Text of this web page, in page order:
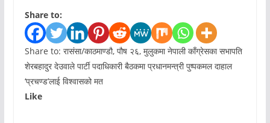
Share to:
Share to: रासंसा/काठमाण्डौ, पौष २६, मुलुकमा नेपाली काँग्रेसका सभापति
शेरबहादुर देउवाले पार्टी पदाधिकारी बैठकमा प्रधानमन्त्री पुष्पकमल दाहाल
‘प्रचण्ड’लाई विश्वासको मत
Like